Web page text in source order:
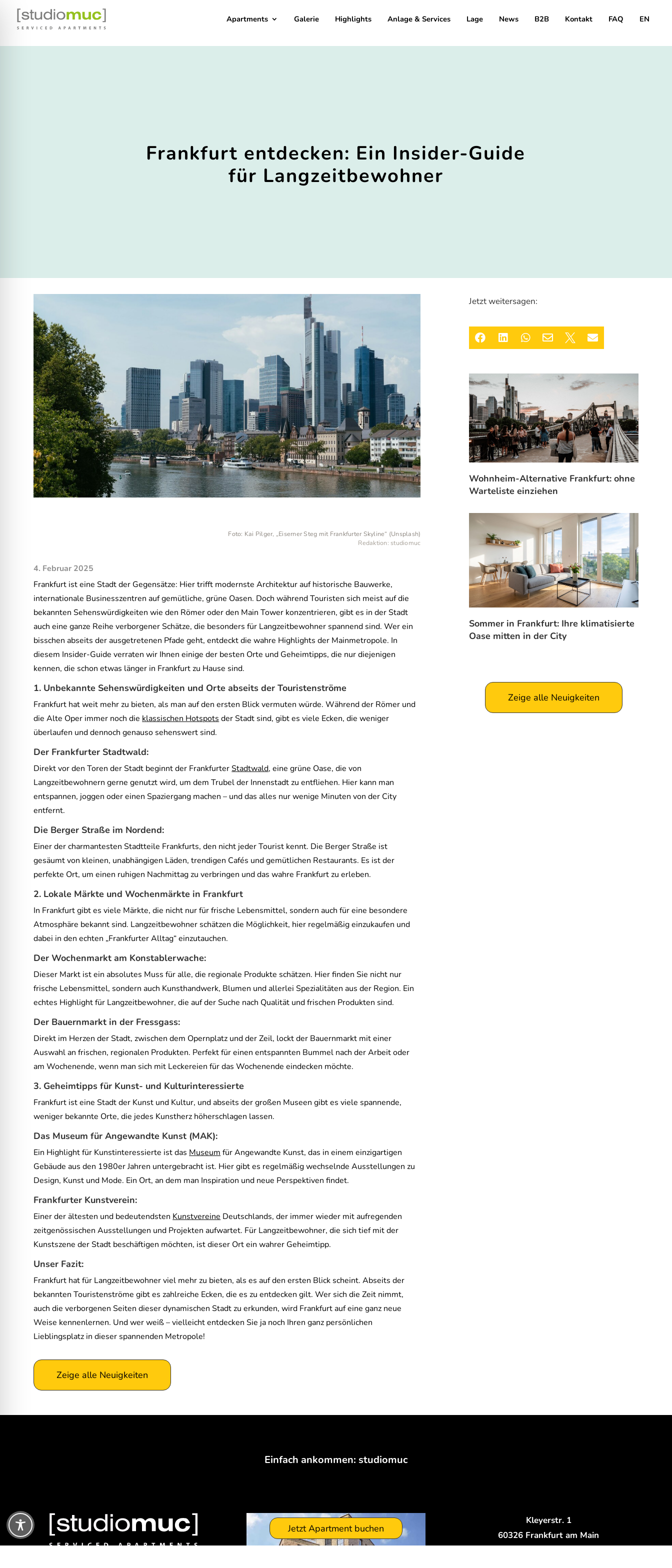
Apartments Galerie Highlights Anlage & Services Lage News B2B Kontakt FAQ EN
Frankfurt entdecken: Ein Insider-Guide
für Langzeitbewohner
Foto: Kai Pilger, „Eiserner Steg mit Frankfurter Skyline“ (Unsplash)
Redaktion: studiomuc
4. Februar 2025
Frankfurt ist eine Stadt der Gegensätze: Hier trifft modernste Architektur auf historische Bauwerke,
internationale Businesszentren auf gemütliche, grüne Oasen. Doch während Touristen sich meist auf die
bekannten Sehenswürdigkeiten wie den Römer oder den Main Tower konzentrieren, gibt es in der Stadt
auch eine ganze Reihe verborgener Schätze, die besonders für Langzeitbewohner spannend sind. Wer ein
bisschen abseits der ausgetretenen Pfade geht, entdeckt die wahre Highlights der Mainmetropole. In
diesem Insider-Guide verraten wir Ihnen einige der besten Orte und Geheimtipps, die nur diejenigen
kennen, die schon etwas länger in Frankfurt zu Hause sind.
1. Unbekannte Sehenswürdigkeiten und Orte abseits der Touristenströme
Frankfurt hat weit mehr zu bieten, als man auf den ersten Blick vermuten würde. Während der Römer und
die Alte Oper immer noch die klassischen Hotspots der Stadt sind, gibt es viele Ecken, die weniger
überlaufen und dennoch genauso sehenswert sind.
Der Frankfurter Stadtwald:
Direkt vor den Toren der Stadt beginnt der FrankfurterStadtwald, eine grüne Oase, die von
Langzeitbewohnern gerne genutzt wird, um dem Trubel der Innenstadt zu entfliehen. Hier kann man
entspannen, joggen oder einen Spaziergang machen – und das alles nur wenige Minuten von der City
entfernt.
Die Berger Straße im Nordend:
Einer der charmantesten Stadtteile Frankfurts, den nicht jeder Tourist kennt. Die Berger Straße ist
gesäumt von kleinen, unabhängigen Läden, trendigen Cafés und gemütlichen Restaurants. Es ist der
perfekte Ort, um einen ruhigen Nachmittag zu verbringen und das wahre Frankfurt zu erleben.
2. Lokale Märkte und Wochenmärkte in Frankfurt
In Frankfurt gibt es viele Märkte, die nicht nur für frische Lebensmittel, sondern auch für eine besondere
Atmosphäre bekannt sind. Langzeitbewohner schätzen die Möglichkeit, hier regelmäßig einzukaufen und
dabei in den echten „Frankfurter Alltag“ einzutauchen.
Der Wochenmarkt am Konstablerwache:
Dieser Markt ist ein absolutes Muss für alle, die regionale Produkte schätzen. Hier finden Sie nicht nur
frische Lebensmittel, sondern auch Kunsthandwerk, Blumen und allerlei Spezialitäten aus der Region. Ein
echtes Highlight für Langzeitbewohner, die auf der Suche nach Qualität und frischen Produkten sind.
Der Bauernmarkt in der Fressgass:
Direkt im Herzen der Stadt, zwischen dem Opernplatz und der Zeil, lockt der Bauernmarkt mit einer
Auswahl an frischen, regionalen Produkten. Perfekt für einen entspannten Bummel nach der Arbeit oder
am Wochenende, wenn man sich mit Leckereien für das Wochenende eindecken möchte.
3. Geheimtipps für Kunst- und Kulturinteressierte
Frankfurt ist eine Stadt der Kunst und Kultur, und abseits der großen Museen gibt es viele spannende,
weniger bekannte Orte, die jedes Kunstherz höherschlagen lassen.
Das Museum für Angewandte Kunst (MAK):
Ein Highlight für Kunstinteressierte ist das Museum für Angewandte Kunst, das in einem einzigartigen
Gebäude aus den 1980er Jahren untergebracht ist. Hier gibt es regelmäßig wechselnde Ausstellungen zu
Design, Kunst und Mode. Ein Ort, an dem man Inspiration und neue Perspektiven findet.
Frankfurter Kunstverein:
Einer der ältesten und bedeutendsten Kunstvereine Deutschlands, der immer wieder mit aufregenden
zeitgenössischen Ausstellungen und Projekten aufwartet. Für Langzeitbewohner, die sich tief mit der
Kunstszene der Stadt beschäftigen möchten, ist dieser Ort ein wahrer Geheimtipp.
Unser Fazit:
Frankfurt hat für Langzeitbewohner viel mehr zu bieten, als es auf den ersten Blick scheint. Abseits der
bekannten Touristenströme gibt es zahlreiche Ecken, die es zu entdecken gilt. Wer sich die Zeit nimmt,
auch die verborgenen Seiten dieser dynamischen Stadt zu erkunden, wird Frankfurt auf eine ganz neue
Weise kennenlernen. Und wer weiß – vielleicht entdecken Sie ja noch Ihren ganz persönlichen
Lieblingsplatz in dieser spannenden Metropole!
Jetzt weitersagen:
     
Wohnheim-Alternative Frankfurt: ohne
Warteliste einziehen
Sommer in Frankfurt: Ihre klimatisierte
Oase mitten in der City
Zeige alle Neuigkeiten
Zeige alle Neuigkeiten
Einfach ankommen: studiomuc
Kleyerstr. 1
60326 Frankfurt am Main
Jetzt Apartment buchen